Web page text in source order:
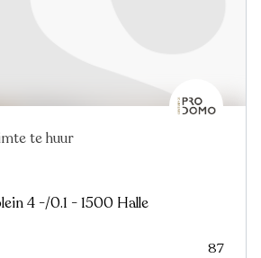
te huur
4 -/0.1 - 1500 Halle
87